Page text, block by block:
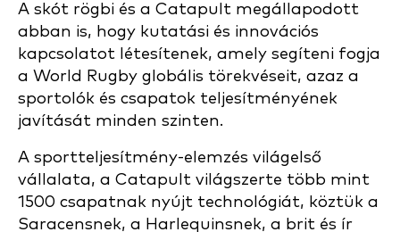
A skót rögbi és a Catapult megállapodott
abban is, hogy kutatási és innovációs
kapcsolatot létesítenek, amely segíteni fogja
a World Rugby globális törekvéseit, azaz a
sportolók és csapatok teljesítményének
javítását minden szinten.
A sportteljesítmény-elemzés világelső
vállalata, a Catapult világszerte több mint
1500 csapatnak nyújt technológiát, köztük a
Saracensnek, a Harlequinsnek, a brit és ír